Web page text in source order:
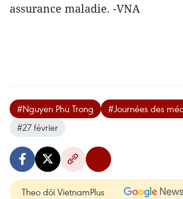
assurance maladie. -VNA
#Nguyen Phu Trong
#Journées des
#27 février
Theo dõi VietnamPlus